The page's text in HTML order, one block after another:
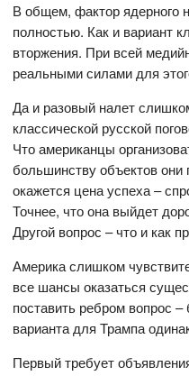
В общем, фактор ядерного
полностью. Как и вариант
вторжения. При всей
реальными силами для
Да и разовый налет
классической русской
Что американцы
большинству объектов они
окажется цена успеха –
Точнее, что она выйдет
Другой вопрос – что и как
Америка слишком
все шансы оказаться
поставить ребром вопрос
варианта для Трампа
Первый требует